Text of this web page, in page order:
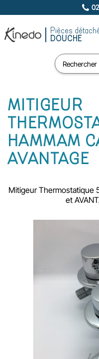
Pièces
DOUCHE
MITIGEUR
HAMMAM
AVANTAGE
Mitigeur Thermostatique
et